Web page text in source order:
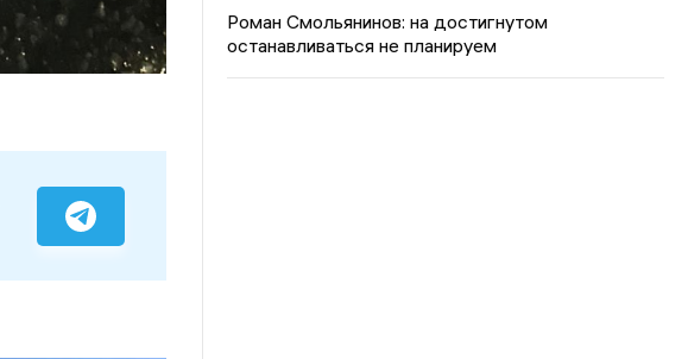
Роман Смольянинов: на достигнутом
останавливаться не планируем